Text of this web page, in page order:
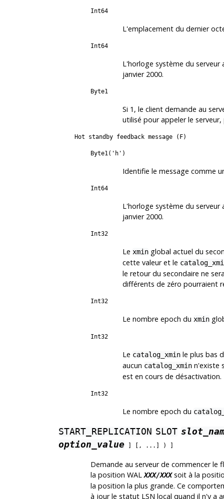
Int64
L'emplacement du dernier
Int64
L'horloge système du
janvier 2000.
Byte1
Si 1, le client demande au
utilisé pour appeler le
Hot standby feedback message (F)
Byte1('h')
Identifie le message comme
Int64
L'horloge système du
janvier 2000.
Int32
Le xminglobal actuel du
cette valeur et le
le retour du secondaire ne
différents de zéro pourraient
Int32
Le nombre epoch du xmin
Int32
Le catalog_xminle plus bas
aucun catalog_xminn'existe
est en cours de désactivation.
Int32
Le nombre epoch du
START_REPLICATION SLOT
option_value] [, ...] ) ]
Demande au serveur de commencer
la position WALXXX/XXXsoit à la
la position la plus grande. Ce
à jour le statut LSN local quand il n'y a